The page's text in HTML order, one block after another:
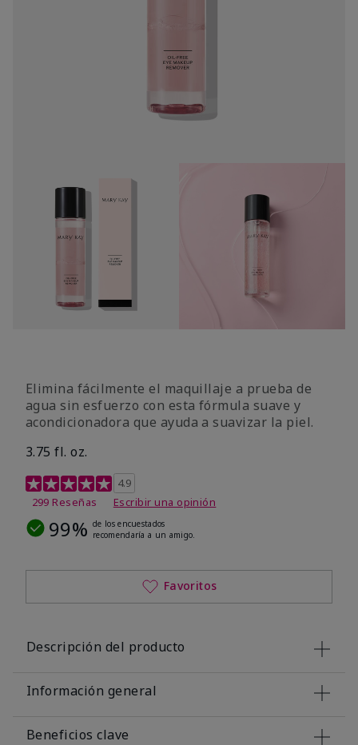
Elimina fácilmente el maquillaje a prueba de
agua sin esfuerzo con esta fórmula suave y
acondicionadora que ayuda a suavizar la piel.
3.75 fl. oz.
Calificación de clientes de 4,8 de 5
4.9
299 Reseñas
Escribir una opinión
99% de los encuestados
recomendaría a un amigo.
Favoritos
Descripción del producto
Información general
Beneficios clave